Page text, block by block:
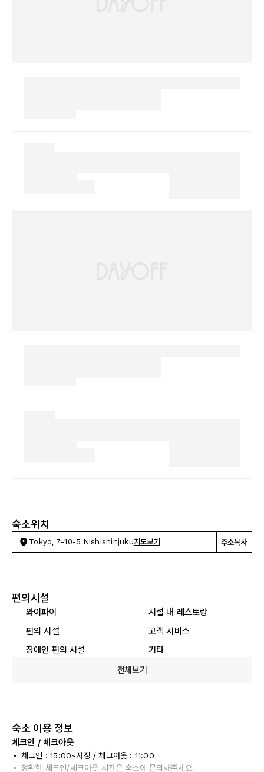
숙소위치
Tokyo, 7-10-5 Nishishinjuku지도보기 주소복사
편의시설
와이파이
시설 내 레스토랑
편의 시설
고객 서비스
장애인 편의 시설
기타
전체보기
숙소 이용 정보
체크인 / 체크아웃
체크인 : 15:00~자정 / 체크아웃 : 11:00
정확한 체크인/체크아웃 시간은 숙소에 문의해주세요.